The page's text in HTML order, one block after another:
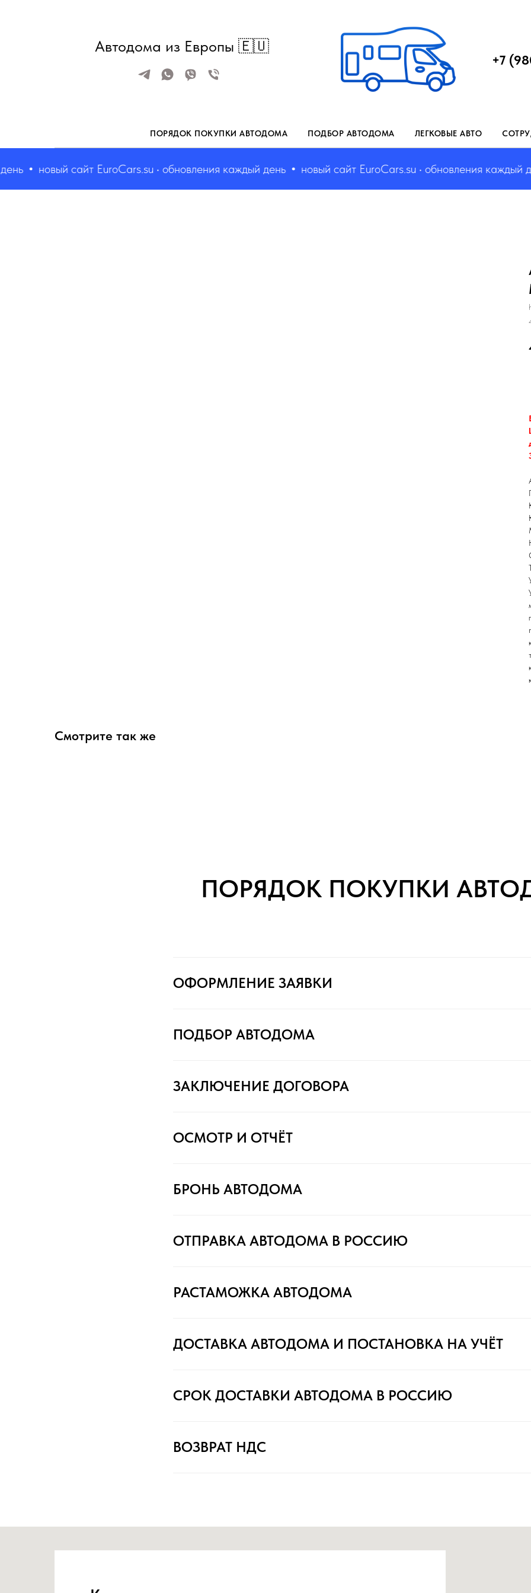
Автодома из Европы 🇪🇺
+7
ПОРЯДОК ПОКУПКИ АВТОДОМА ПОДБОР АВТОДОМА ЛЕГКОВЫЕ АВТО
новый сайт EuroCars.su • обновления каждый день новый сайт EuroCars.su • обновления каждый день
Смотрите так же
ПОРЯДОК ПОКУПКИ
ОФОРМЛЕНИЕ ЗАЯВКИ
ПОДБОР АВТОДОМА
ЗАКЛЮЧЕНИЕ ДОГОВОРА
ОСМОТР И ОТЧЁТ
БРОНЬ АВТОДОМА
ОТПРАВКА АВТОДОМА В РОССИЮ
РАСТАМОЖКА АВТОДОМА
ДОСТАВКА АВТОДОМА И ПОСТАНОВКА НА УЧЁТ
СРОК ДОСТАВКИ АВТОДОМА В РОССИЮ
ВОЗВРАТ НДС